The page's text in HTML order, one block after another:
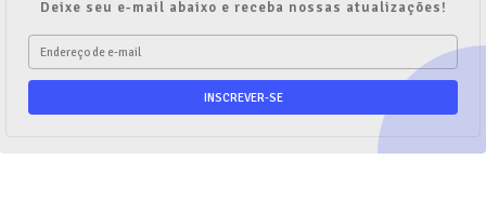
Deixe seu e-mail abaixo e receba nossas atualizações!